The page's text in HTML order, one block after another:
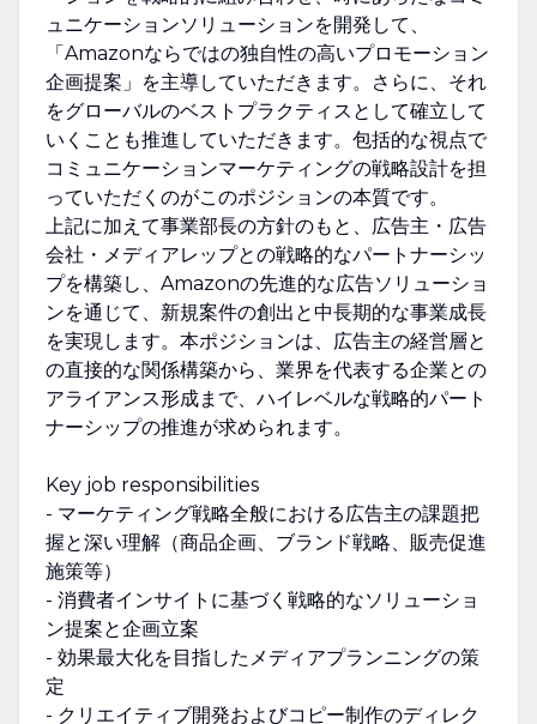
ュニケーションソリューションを開発して、
「Amazonならではの独自性の高いプロモーション
企画提案」を主導していただきます。さらに、それ
をグローバルのベストプラクティスとして確立して
いくことも推進していただきます。包括的な視点で
コミュニケーションマーケティングの戦略設計を担
っていただくのがこのポジションの本質です。
上記に加えて事業部長の方針のもと、広告主・広告
会社・メディアレップとの戦略的なパートナーシッ
プを構築し、Amazonの先進的な広告ソリューショ
ンを通じて、新規案件の創出と中長期的な事業成長
を実現します。本ポジションは、広告主の経営層と
の直接的な関係構築から、業界を代表する企業との
アライアンス形成まで、ハイレベルな戦略的パート
ナーシップの推進が求められます。
Key job responsibilities
- マーケティング戦略全般における広告主の課題把
握と深い理解（商品企画、ブランド戦略、販売促進
施策等）
- 消費者インサイトに基づく戦略的なソリューショ
ン提案と企画立案
- 効果最大化を目指したメディアプランニングの策
定
- クリエイティブ開発およびコピー制作のディレク